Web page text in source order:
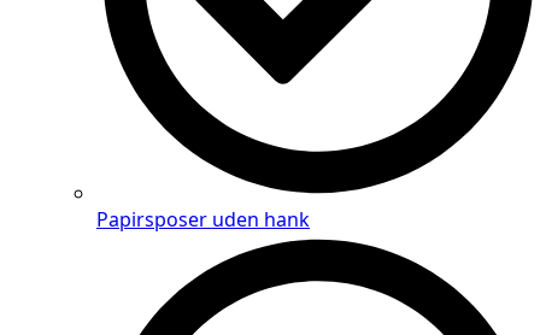
Papirsposer uden hank